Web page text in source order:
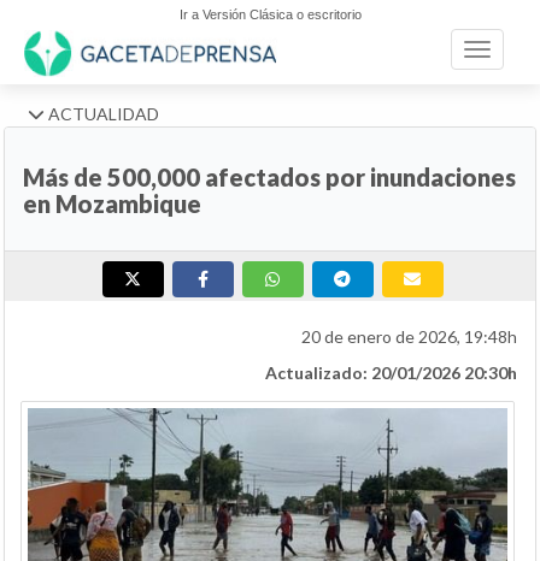
Ir a Versión Clásica o escritorio
Toggle
ACTUALIDAD
Más de 500,000 afectados por inundaciones
en Mozambique
20 de enero de 2026, 19:48h
Actualizado: 20/01/2026 20:30h